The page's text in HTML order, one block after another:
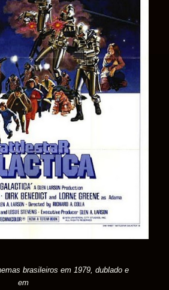
brasileiros em 1979, dublado e
em